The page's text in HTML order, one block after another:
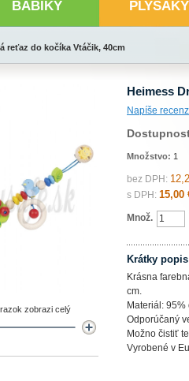
BÁBIKY PLYŠÁKY
reťaz do kočíka Vtáčik, 40cm
Heimess
Napíše
Množstvo: 1
bez DPH:
s DPH: 15,00
Množ.
Krátky popis
Krásna
cm.
Materiál: 95%
Odporúčaný
Možno čistiť
Vyrobené v
zobrazi celý